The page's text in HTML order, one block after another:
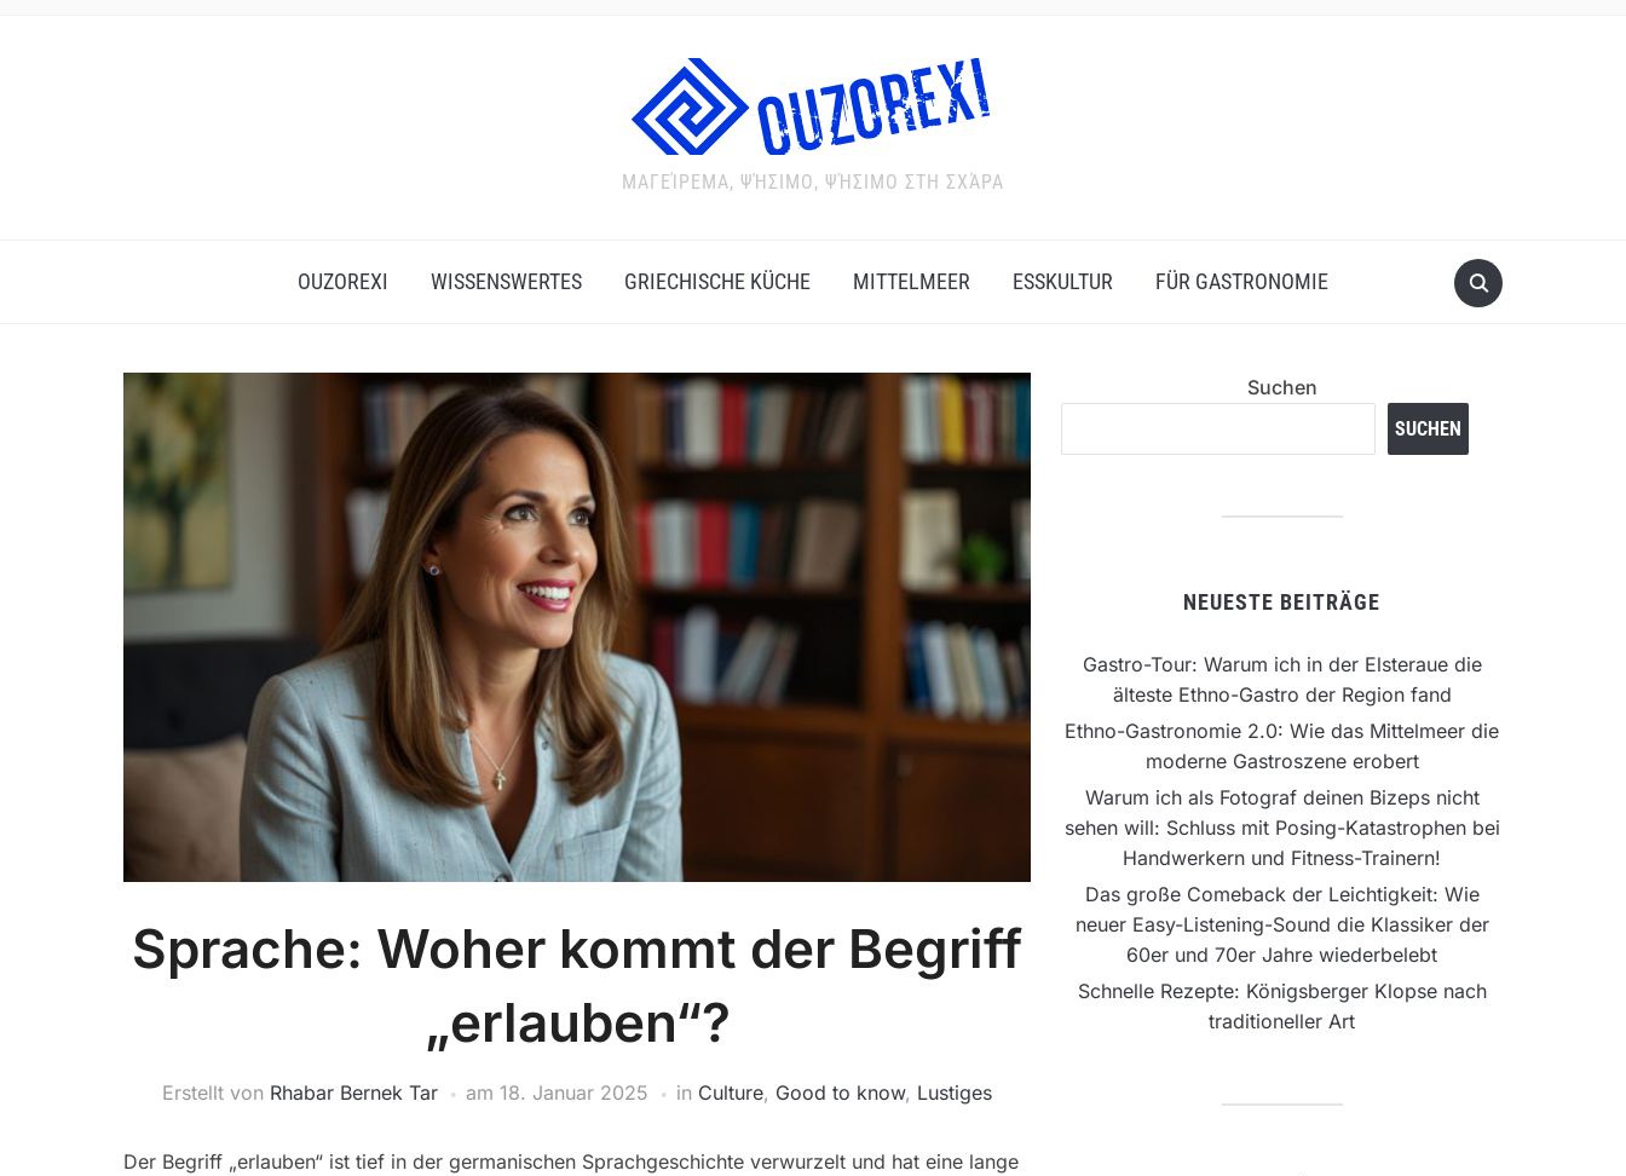
ΜΑΓΕΊΡΕΜΑ, ΨΉΣΙΜΟ, ΨΉΣΙΜΟ ΣΤΗ ΣΧΆΡΑ
OUZOREXI WISSENSWERTES GRIECHISCHE KÜCHE MITTELMEER ESSKULTUR FÜR GASTRONOMIE
Sprache: Woher kommt der Begriff
„erlauben“?
Erstellt von Rhabar Bernek Tar am 18. Januar 2025 in Culture, Good to know, Lustiges
Der Begriff „erlauben“ ist tief in der germanischen Sprachgeschichte verwurzelt und hat eine lange
Suchen
SUCHEN
NEUESTE BEITRÄGE
Gastro-Tour: Warum ich in der Elsteraue die
älteste Ethno-Gastro der Region fand
Ethno-Gastronomie 2.0: Wie das Mittelmeer die
moderne Gastroszene erobert
Warum ich als Fotograf deinen Bizeps nicht
sehen will: Schluss mit Posing-Katastrophen bei
Handwerkern und Fitness-Trainern!
Das große Comeback der Leichtigkeit: Wie
neuer Easy-Listening-Sound die Klassiker der
60er und 70er Jahre wiederbelebt
Schnelle Rezepte: Königsberger Klopse nach
traditioneller Art